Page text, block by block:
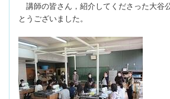
講師の皆さん，紹介してくださった大谷
とうございました。